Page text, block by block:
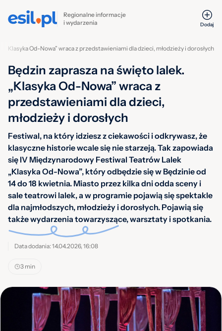
Regionalne informacje
i wydarzenia
Dodaj
„Klasyka Od-Nowa” wraca z przedstawieniami dla dzieci, młodzieży i dorosłych
Będzin zaprasza na święto lalek.
„Klasyka Od-Nowa” wraca z
przedstawieniami dla dzieci,
młodzieży i dorosłych
Festiwal, na który idziesz z ciekawości i odkrywasz, że
klasyczne historie wcale się nie starzeją. Tak zapowiada
się IV Międzynarodowy Festiwal Teatrów Lalek
„Klasyka Od-Nowa”, który odbędzie się w Będzinie od
14 do 18 kwietnia. Miasto przez kilka dni odda sceny i
sale teatrowi lalek, a w programie pojawią się spektakle
dla najmłodszych, młodzieży i dorosłych. Pojawią się
także wydarzenia towarzyszące, warsztaty i spotkania.
Data dodania: 14.04.2026, 16:08
3 min